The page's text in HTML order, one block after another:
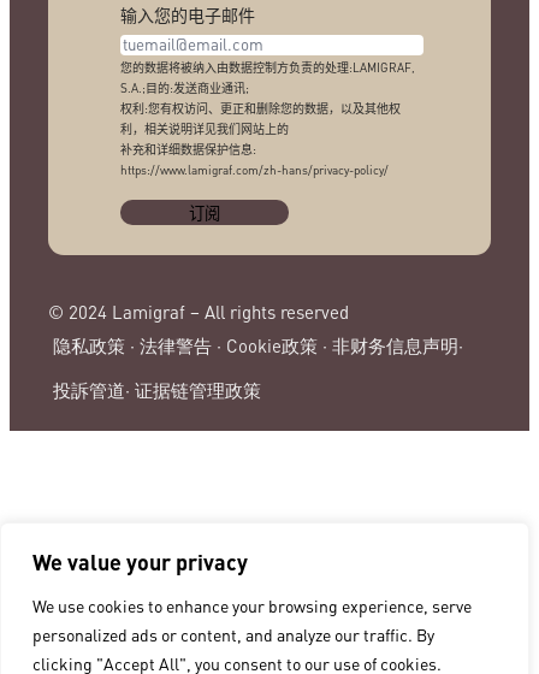
We value your privacy
We use cookies to enhance your browsing experience, serve
personalized ads or content, and analyze our traffic. By
clicking "Accept All", you consent to our use of cookies.
输入您的电子邮件
您的数据将被纳入由数据控制方负责的处理:LAMIGRAF,
S.A.;目的:发送商业通讯;
权利:您有权访问、更正和删除您的数据，以及其他权
利，相关说明详见我们网站上的
补充和详细数据保护信息:
https://www.lamigraf.com/zh-hans/privacy-policy/
© 2024 Lamigraf – All rights reserved
隐私政策 · 法律警告 · Cookie政策 · 非财务信息声明·
投訴管道· 证据链管理政策